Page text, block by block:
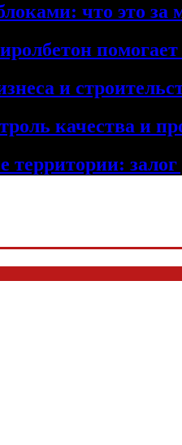
что это
помогает
и
качества и
залог